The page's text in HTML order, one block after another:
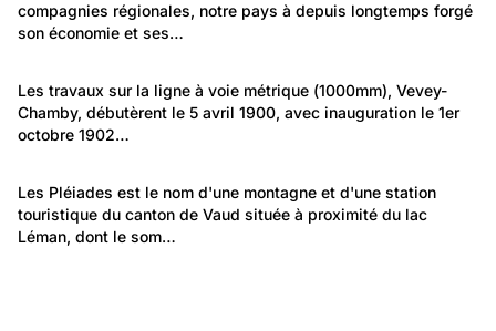
Trains de Suisse
compagnies régionales, notre pays à depuis longtemps forgé
son économie et ses…
Travail et Economie: Entreprises
CEV - Chemins de fer électriques veveysans
(actuellement MVR)
Les travaux sur la ligne à voie métrique (1000mm), Vevey-
Chamby, débutèrent le 5 avril 1900, avec inauguration le 1er
octobre 1902…
Lieux: Vaud
Les Pléiades
Les Pléiades est le nom d'une montagne et d'une station
touristique du canton de Vaud située à proximité du lac
Léman, dont le som…